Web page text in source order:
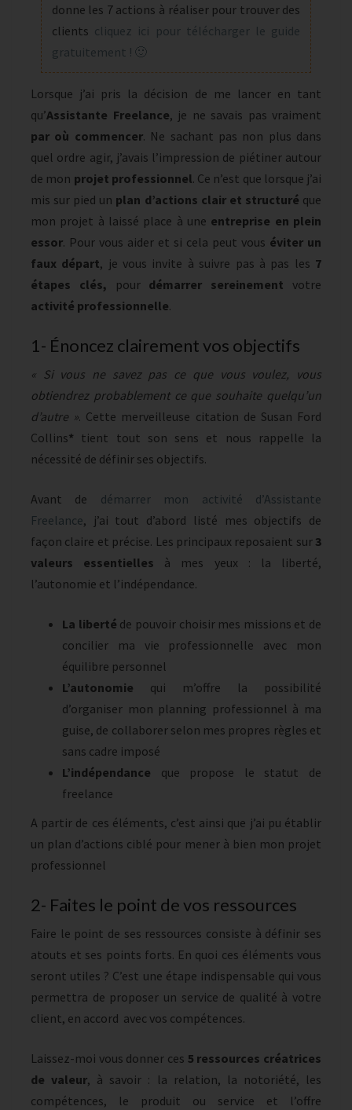
donne les 7 actions à réaliser pour trouver des
clients cliquez ici pour télécharger le guide
gratuitement ! 🙂
Lorsque j’ai pris la décision de me lancer en tant
qu’Assistante Freelance, je ne savais pas vraiment
par où commencer. Ne sachant pas non plus dans
quel ordre agir, j’avais l’impression de piétiner autour
de mon projet professionnel. Ce n’est que lorsque j’ai
mis sur pied un plan d’actions clair et structuré que
mon projet à laissé place à une entreprise en plein
essor. Pour vous aider et si cela peut vous éviter un
faux départ, je vous invite à suivre pas à pas les 7
étapes clés, pour démarrer sereinement votre
activité professionnelle.
1- Énoncez clairement vos objectifs
« Si vous ne savez pas ce que vous voulez, vous
obtiendrez probablement ce que souhaite quelqu’un
d’autre ». Cette merveilleuse citation de Susan Ford
Collins* tient tout son sens et nous rappelle la
nécessité de définir ses objectifs.
Avant de démarrer mon activité d’Assistante
Freelance, j’ai tout d’abord listé mes objectifs de
façon claire et précise. Les principaux reposaient sur 3
valeurs essentielles à mes yeux : la liberté,
l’autonomie et l’indépendance.
La liberté de pouvoir choisir mes missions et de
concilier ma vie professionnelle avec mon
équilibre personnel
L’autonomie qui m’offre la possibilité
d’organiser mon planning professionnel à ma
guise, de collaborer selon mes propres règles et
sans cadre imposé
L’indépendance que propose le statut de
freelance
A partir de ces éléments, c’est ainsi que j’ai pu établir
un plan d’actions ciblé pour mener à bien mon projet
professionnel
2- Faites le point de vos ressources
Faire le point de ses ressources consiste à définir ses
atouts et ses points forts. En quoi ces éléments vous
seront utiles ? C’est une étape indispensable qui vous
permettra de proposer un service de qualité à votre
client, en accord avec vos compétences.
Laissez-moi vous donner ces 5 ressources créatrices
de valeur, à savoir : la relation, la notoriété, les
compétences, le produit ou service et l’offre